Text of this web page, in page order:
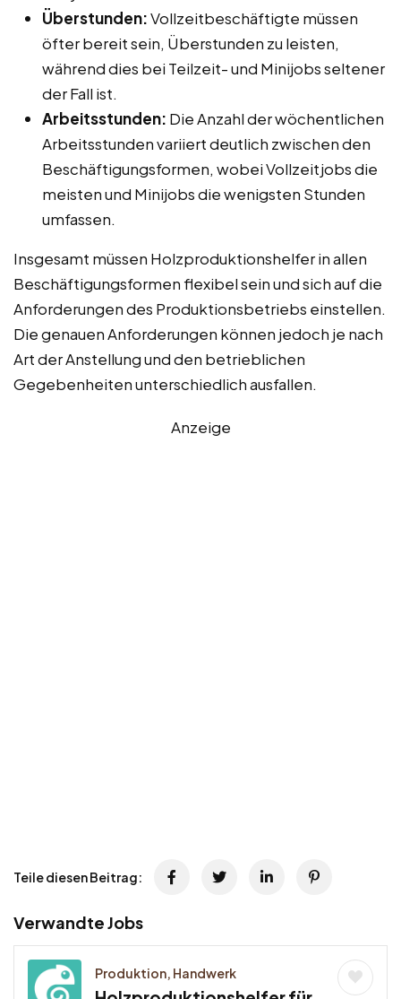
Überstunden:Vollzeitbeschäftigte müssen
öfter bereit sein, Überstunden zu leisten,
während dies bei Teilzeit- und Minijobs seltener
der Fall ist.
Arbeitsstunden: Die Anzahl der wöchentlichen
Arbeitsstunden variiert deutlich zwischen den
Beschäftigungsformen, wobei Vollzeitjobs die
meisten und Minijobs die wenigsten Stunden
umfassen.
Insgesamt müssen Holzproduktionshelfer in allen
Beschäftigungsformen flexibel sein und sich auf die
Anforderungen des Produktionsbetriebs einstellen.
Die genauen Anforderungen können jedoch je nach
Art der Anstellung und den betrieblichen
Gegebenheiten unterschiedlich ausfallen.
Anzeige
Teile diesen Beitrag:
Verwandte Jobs
Produktion, Handwerk